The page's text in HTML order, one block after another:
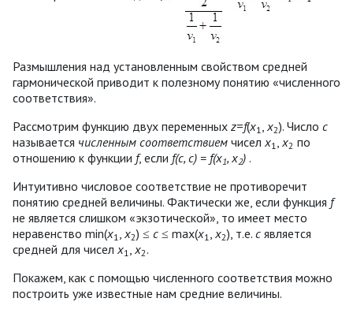
Размышления над установленным свойством средней
гармонической приводит к полезному понятию «численного
соответствия».
Рассмотрим функцию двух переменных z=f(x1, x2). Число c
называется численным соответствием чисел x1, x2 по
отношению к функции f, если f(c, c) = f(x1, x2) .
Интуитивно числовое соответствие не противоречит
понятию средней величины. Фактически же, если функция f
не является слишком «экзотической», то имеет место
неравенство min(x1, x2) ≤ c ≤ max(x1, x2), т.е. c является
средней для чисел x1, x2.
Покажем, как с помощью численного соответствия можно
построить уже известные нам средние величины.